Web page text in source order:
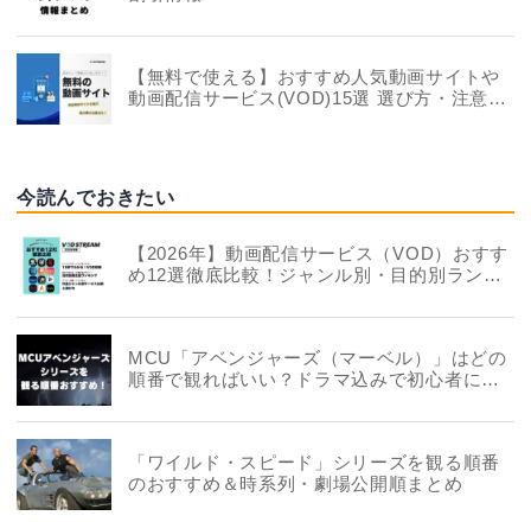
【無料で使える】おすすめ人気動画サイトや
動画配信サービス(VOD)15選 選び方・注意点
今読んでおきたい
【2026年】動画配信サービス（VOD）おすす
め12選徹底比較！ジャンル別・目的別ランキ
MCU「アベンジャーズ（マーベル）」はどの
順番で観ればいい？ドラマ込みで初心者にお
「ワイルド・スピード」シリーズを観る順番
のおすすめ＆時系列・劇場公開順まとめ